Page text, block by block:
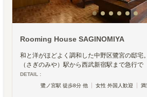
Rooming House SAGINOMIYA
和と洋がほどよく調和した中野区鷺宮の邸宅
（さぎのみや）駅から西武新宿駅まで急行で
DETAIL :
鷺ノ宮駅 徒歩8分 他
女性 外国人歓迎 満